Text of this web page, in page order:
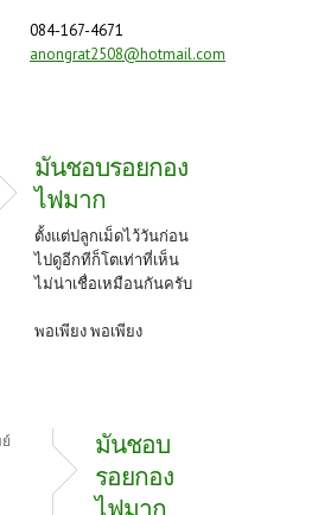
084-167-4671
anongrat2508@hotmail.com
มันชอบรอยกอง
ไฟมาก
ตั้งแต่ปลูกเม็ดไว้วันก่อน
ไปดูอีกทีก็โตเท่าที่เห็น
ไม่น่าเชื่อเหมือนกันครับ
พอเพียง พอเพียง
มันชอบ
รอยกอง
ไฟมาก